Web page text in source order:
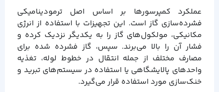
عملکرد کمپرسورها بر اساس اصل ترمودینامیکی
فشرده‌سازی گاز است. این تجهیزات با استفاده از انرژی
مکانیکی، مولکول‌های گاز را به یکدیگر نزدیک کرده و
فشار آن را بالا می‌برند. سپس، گاز فشرده شده برای
مصارف مختلف از جمله انتقال در خطوط لوله، تغذیه
واحدهای پالایشگاهی یا استفاده در سیستم‌های تبرید و
خنک‌سازی مورد استفاده قرار می‌گیرد.